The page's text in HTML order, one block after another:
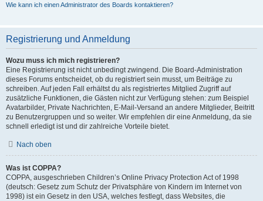
Wie kann ich einen Administrator des Boards kontaktieren?
Registrierung und Anmeldung
Wozu muss ich mich registrieren?
Eine Registrierung ist nicht unbedingt zwingend. Die Board-Administration
dieses Forums entscheidet, ob du registriert sein musst, um Beiträge zu
schreiben. Auf jeden Fall erhältst du als registriertes Mitglied Zugriff auf
zusätzliche Funktionen, die Gästen nicht zur Verfügung stehen: zum Beispiel
Avatarbilder, Private Nachrichten, E-Mail-Versand an andere Mitglieder, Beitritt
zu Benutzergruppen und so weiter. Wir empfehlen dir eine Anmeldung, da sie
schnell erledigt ist und dir zahlreiche Vorteile bietet.
Nach oben
Was ist COPPA?
COPPA, ausgeschrieben Children’s Online Privacy Protection Act of 1998
(deutsch: Gesetz zum Schutz der Privatsphäre von Kindern im Internet von
1998) ist ein Gesetz in den USA, welches festlegt, dass Websites, die